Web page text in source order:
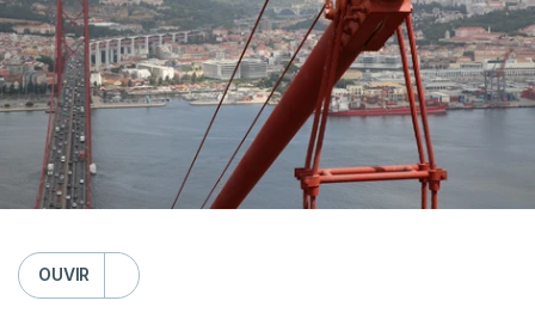
OUVIR